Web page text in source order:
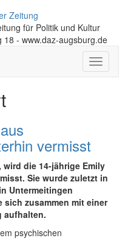
Zeitung
für Politik und Kultur
- www.daz-augsburg.de
Toggle
vermisst
wird die 14-jährige Emily
Sie wurde zuletzt in
Unter­meitingen
sich zusammen mit einer
aufhalten.
psychischen